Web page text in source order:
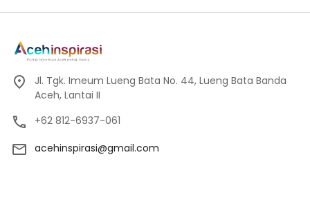
Jl. Tgk. Imeum Lueng Bata No. 44, Lueng Bata Banda
Aceh, Lantai II
+62 812-6937-061
acehinspirasi@gmail.com